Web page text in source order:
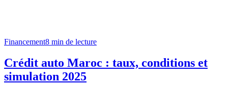
Financement8 min de lecture
Crédit auto Maroc : taux, conditions et
simulation 2025